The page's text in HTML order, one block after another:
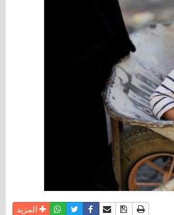
نسخة للطباعة
حفظ الموضوع
أرسل الى صديق
فيسبوكتويترواتسابالمزيد